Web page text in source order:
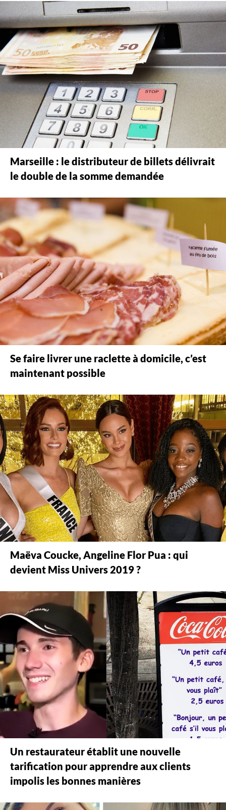
Marseille : le distributeur de billets délivrait
le double de la somme demandée
Se faire livrer une raclette à domicile, c’est
maintenant possible
Maëva Coucke, Angeline Flor Pua : qui
devient Miss Univers 2019 ?
Un restaurateur établit une nouvelle
tarification pour apprendre aux clients
impolis les bonnes manières